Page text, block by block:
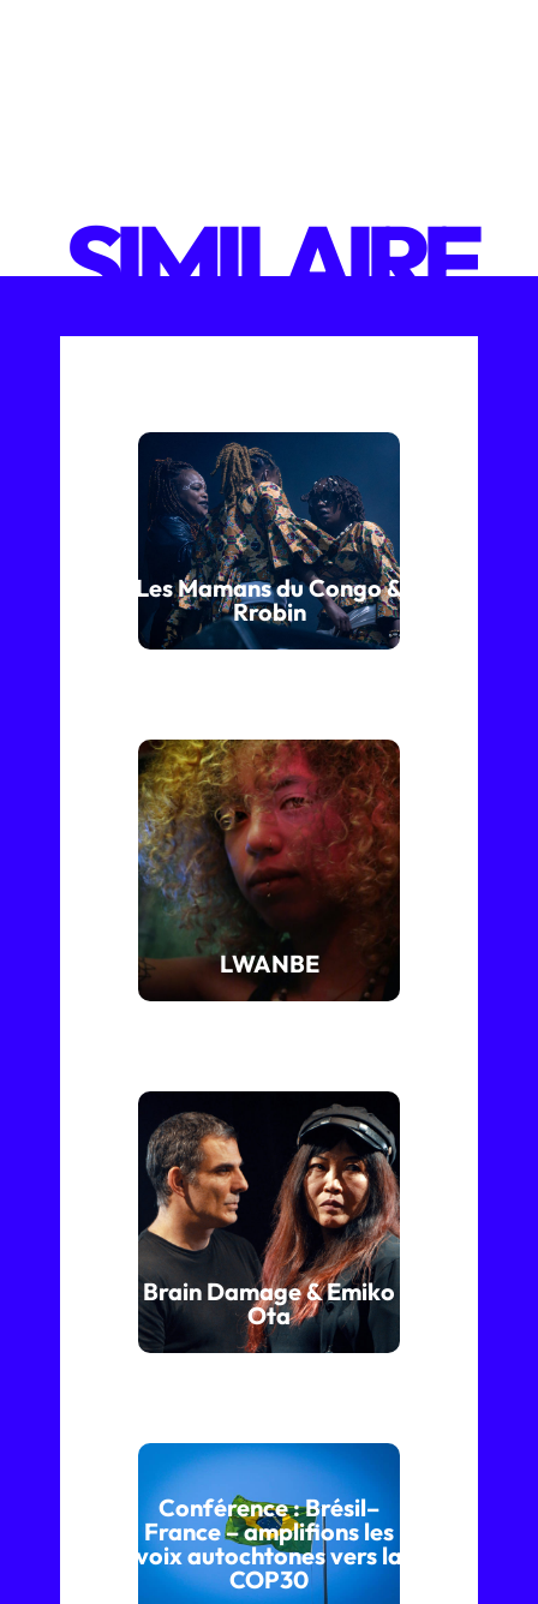
SIMILAIRE
Les Mamans du Congo &
Rrobin
LWANBE
Brain Damage & Emiko
Ota
Conférence : Brésil–
France – amplifions les
voix autochtones vers la
COP30